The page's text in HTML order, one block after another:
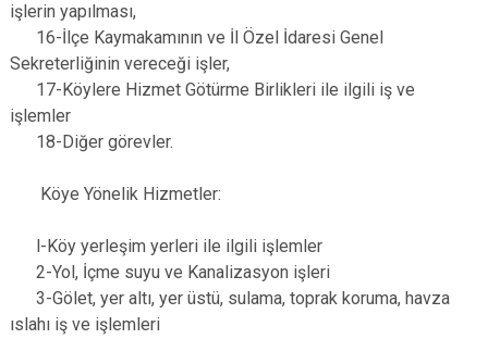
işlerin yapılması,
16-İlçe Kaymakamının ve İl Özel İdaresi Genel
Sekreterliğinin vereceği işler,
17-Köylere Hizmet Götürme Birlikleri ile ilgili iş ve
işlemler
18-Diğer görevler.
Köye Yönelik Hizmetler:
l-Köy yerleşim yerleri ile ilgili işlemler
2-Yol, İçme suyu ve Kanalizasyon işleri
3-Gölet, yer altı, yer üstü, sulama, toprak koruma, havza
ıslahı iş ve işlemleri